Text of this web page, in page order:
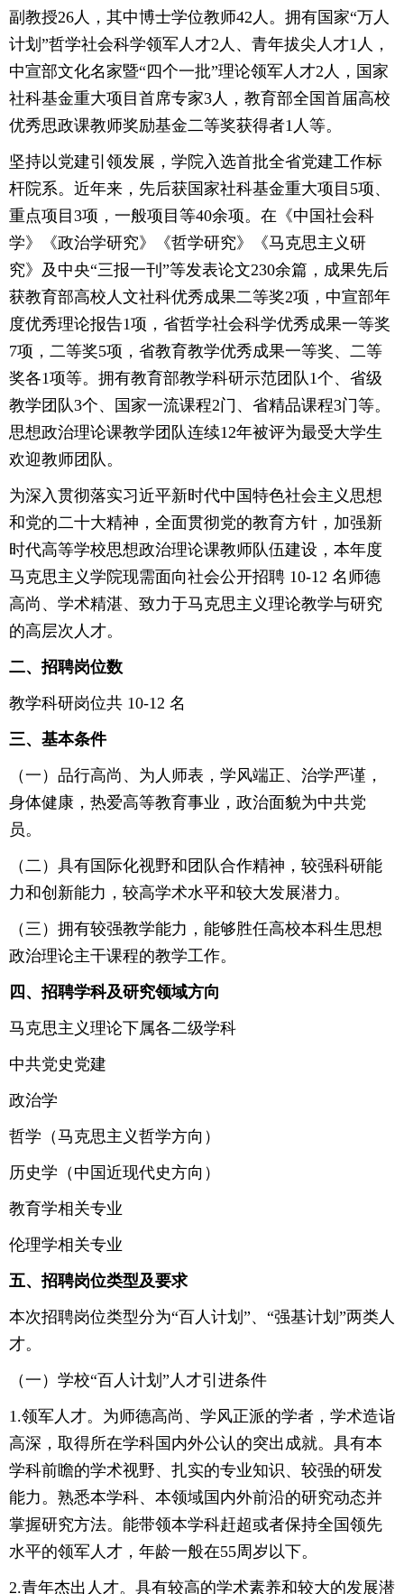
副教授26人，其中博士学位教师42人。拥有国家“万人
计划”哲学社会科学领军人才2人、青年拔尖人才1人，
中宣部文化名家暨“四个一批”理论领军人才2人，国家
社科基金重大项目首席专家3人，教育部全国首届高校
优秀思政课教师奖励基金二等奖获得者1人等。
坚持以党建引领发展，学院入选首批全省党建工作标
杆院系。近年来，先后获国家社科基金重大项目5项、
重点项目3项，一般项目等40余项。在《中国社会科
学》《政治学研究》《哲学研究》《马克思主义研
究》及中央“三报一刊”等发表论文230余篇，成果先后
获教育部高校人文社科优秀成果二等奖2项，中宣部年
度优秀理论报告1项，省哲学社会科学优秀成果一等奖
7项，二等奖5项，省教育教学优秀成果一等奖、二等
奖各1项等。拥有教育部教学科研示范团队1个、省级
教学团队3个、国家一流课程2门、省精品课程3门等。
思想政治理论课教学团队连续12年被评为最受大学生
欢迎教师团队。
为深入贯彻落实习近平新时代中国特色社会主义思想
和党的二十大精神，全面贯彻党的教育方针，加强新
时代高等学校思想政治理论课教师队伍建设，本年度
马克思主义学院现需面向社会公开招聘 10-12 名师德
高尚、学术精湛、致力于马克思主义理论教学与研究
的高层次人才。
二、招聘岗位数
教学科研岗位共 10-12 名
三、基本条件
（一）品行高尚、为人师表，学风端正、治学严谨，
身体健康，热爱高等教育事业，政治面貌为中共党
员。
（二）具有国际化视野和团队合作精神，较强科研能
力和创新能力，较高学术水平和较大发展潜力。
（三）拥有较强教学能力，能够胜任高校本科生思想
政治理论主干课程的教学工作。
四、招聘学科及研究领域方向
马克思主义理论下属各二级学科
中共党史党建
政治学
哲学（马克思主义哲学方向）
历史学（中国近现代史方向）
教育学相关专业
伦理学相关专业
五、招聘岗位类型及要求
本次招聘岗位类型分为“百人计划”、“强基计划”两类人
才。
（一）学校“百人计划”人才引进条件
1.领军人才。为师德高尚、学风正派的学者，学术造诣
高深，取得所在学科国内外公认的突出成就。具有本
学科前瞻的学术视野、扎实的专业知识、较强的研发
能力。熟悉本学科、本领域国内外前沿的研究动态并
掌握研究方法。能带领本学科赶超或者保持全国领先
水平的领军人才，年龄一般在55周岁以下。
2.青年杰出人才。具有较高的学术素养和较大的发展潜